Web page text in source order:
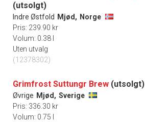
(utsolgt)
Indre Østfold Mjød, Norge
Pris: 239.90 kr
Volum: 0.38 l
Uten utvalg
(12378302)
Grimfrost Suttungr Brew (utsolgt)
Øvrige Mjød, Sverige
Pris: 336.30 kr
Volum: 0.75 l